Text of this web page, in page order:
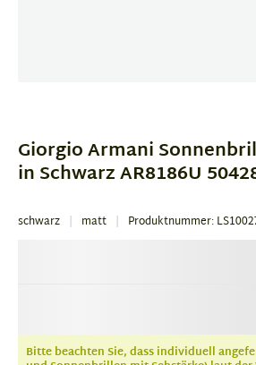
4
Giorgio Armani
in Schwarz AR8186U
schwarz matt Produktnummer:
Bitte beachten Sie, dass individuell